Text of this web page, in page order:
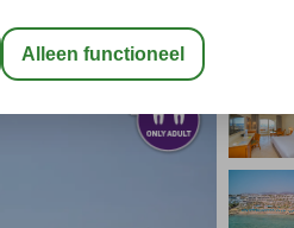
Grand
Hotel